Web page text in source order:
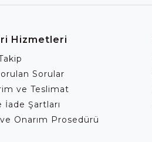
Hizmetleri
Sorular
ve Teslimat
İade Şartları
Onarım Prosedürü